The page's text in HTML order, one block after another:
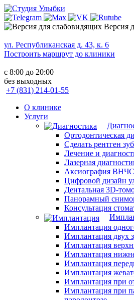
Версия
ул. Республиканская д. 43, к. 6
Построить маршрут до клиники
с 8:00 до 20:00
без выходных
+7 (831) 214-01-55
О клинике
Услуги
Ортодонтическая
Сделать рентген
Лечение и
Лазерная
Аксиография ВНЧС
Цифровой дизайн
Дентальная 3D-
Панорамный
Консультация
Имплантация
Имплантация двух
Имплантация
Имплантация
Имплантация
Имплантация
Имплантация при
Имплантация при